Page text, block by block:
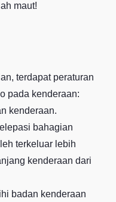
maut!
terdapat peraturan
pada kenderaan:
kenderaan.
bahagian
terkeluar lebih
kenderaan dari
badan kenderaan